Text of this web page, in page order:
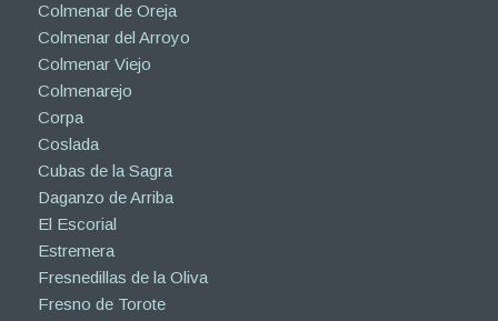
Colmenar de Oreja
Colmenar del Arroyo
Colmenar Viejo
Colmenarejo
Corpa
Coslada
Cubas de la Sagra
Daganzo de Arriba
El Escorial
Estremera
Fresnedillas de la Oliva
Fresno de Torote